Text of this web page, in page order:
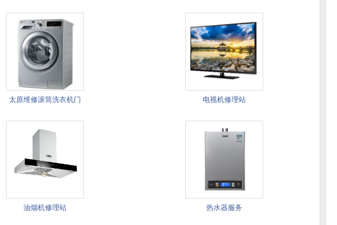
太原维修滚筒洗衣机门 电视机修理站
油烟机修理站 热水器服务